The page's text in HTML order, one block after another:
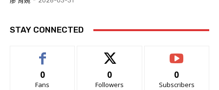
STAY CONNECTED
0
Fans
0
Followers
0
Subscribers